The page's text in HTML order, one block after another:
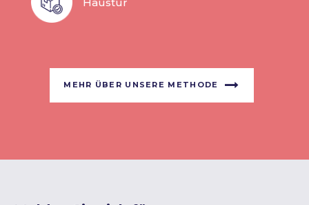
MEHR ÜBER UNSERE METHODE